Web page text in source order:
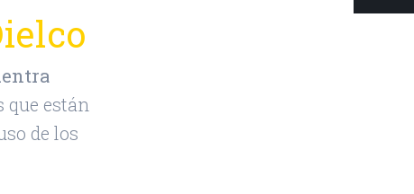
que están
de los